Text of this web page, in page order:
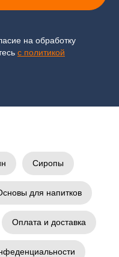
на обработку
c политикой
Сиропы
для напитков
Оплата и доставка